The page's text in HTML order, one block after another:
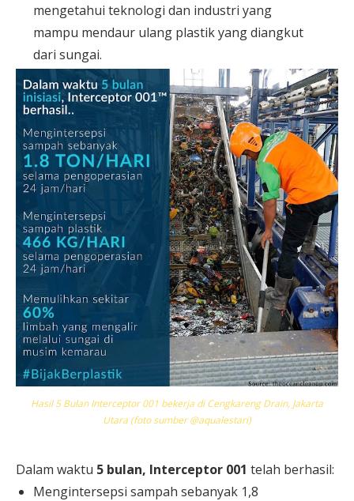
mengetahui teknologi dan industri yang
mampu mendaur ulang plastik yang diangkut
dari sungai.
Hasil 5 Bulan Interceptor 001 bekerja di Cengkareng Drain, Jakarta
Utara (foto sumber @aqualestari)
Dalam waktu 5 bulan, Interceptor 001 telah berhasil:
Mengintersepsi sampah sebanyak 1,8